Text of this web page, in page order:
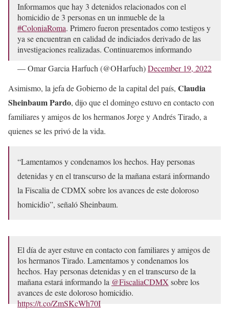
Informamos que hay 3 detenidos relacionados con el
homicidio de 3 personas en un inmueble de la
#ColoniaRoma. Primero fueron presentados como testigos y
ya se encuentran en calidad de indiciados derivado de las
investigaciones realizadas. Continuaremos informando
— Omar Garcia Harfuch (@OHarfuch)December 19, 2022
Asimismo, la jefa de Gobierno de la capital del país, Claudia
Sheinbaum Pardo, dijo que el domingo estuvo en contacto con
familiares y amigos de los hermanos Jorge y Andrés Tirado, a
quienes se les privó de la vida.
“Lamentamos y condenamos los hechos. Hay personas
detenidas y en el transcurso de la mañana estará informando
la Fiscalia de CDMX sobre los avances de este doloroso
homicidio”, señaló Sheinbaum.
El día de ayer estuve en contacto con familiares y amigos de
los hermanos Tirado. Lamentamos y condenamos los
hechos. Hay personas detenidas y en el transcurso de la
mañana estará informando la @FiscaliaCDMX sobre los
avances de este doloroso homicidio.
https://t.co/ZmSKcWh70I